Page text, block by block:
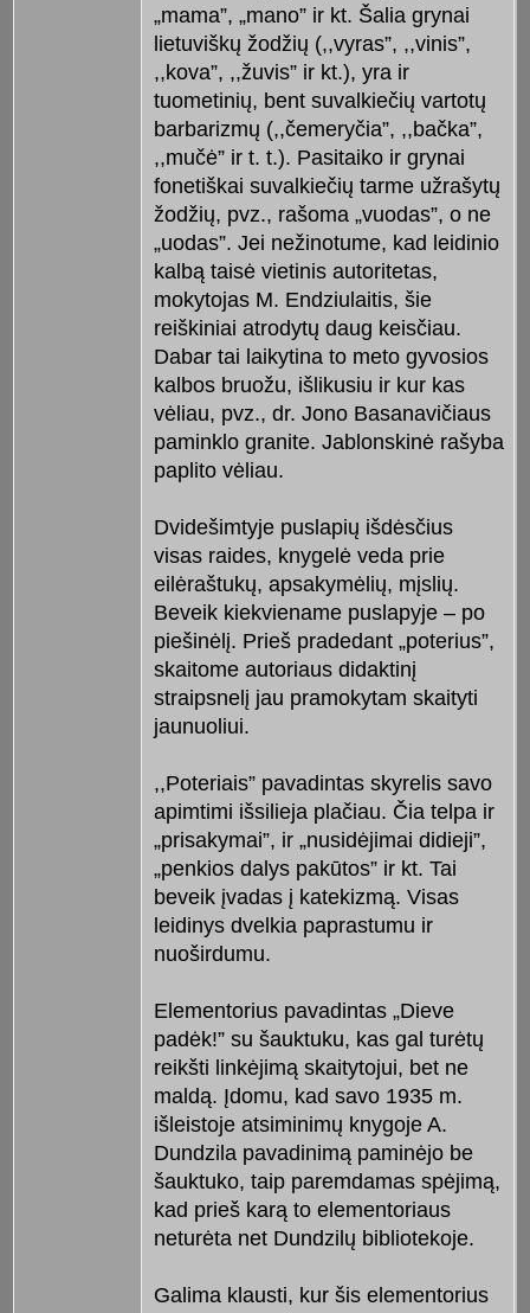
„mama”, „mano” ir kt. Šalia grynai
lietuviškų žodžių (,,vyras”, ,,vinis”,
,,kova”, ,,žuvis” ir kt.), yra ir
tuometinių, bent suvalkiečių vartotų
barbarizmų (,,čemeryčia”, ,,bačka”,
,,mučė” ir t. t.). Pasitaiko ir grynai
fonetiškai suvalkiečių tarme užrašytų
žodžių, pvz., rašoma „vuodas”, o ne
„uodas”. Jei nežinotume, kad leidinio
kalbą taisė vietinis autoritetas,
mokytojas M. Endziulaitis, šie
reiškiniai atrodytų daug keisčiau.
Dabar tai laikytina to meto gyvosios
kalbos bruožu, išlikusiu ir kur kas
vėliau, pvz., dr. Jono Basanavičiaus
paminklo granite. Jablonskinė rašyba
paplito vėliau.
Dvidešimtyje puslapių išdėsčius
visas raides, knygelė veda prie
eilėraštukų, apsakymėlių, mįslių.
Beveik kiekviename puslapyje – po
piešinėlį. Prieš pradedant „poterius”,
skaitome autoriaus didaktinį
straipsnelį jau pramokytam skaityti
jaunuoliui.
,,Poteriais” pavadintas skyrelis savo
apimtimi išsilieja plačiau. Čia telpa ir
„prisakymai”, ir „nusidėjimai didieji”,
„penkios dalys pakūtos” ir kt. Tai
beveik įvadas į katekizmą. Visas
leidinys dvelkia paprastumu ir
nuoširdumu.
Elementorius pavadintas „Dieve
padėk!” su šauktuku, kas gal turėtų
reikšti linkėjimą skaitytojui, bet ne
maldą. Įdomu, kad savo 1935 m.
išleistoje atsiminimų knygoje A.
Dundzila pavadinimą paminėjo be
šauktuko, taip paremdamas spėjimą,
kad prieš karą to elementoriaus
neturėta net Dundzilų bibliotekoje.
Galima klausti, kur šis elementorius